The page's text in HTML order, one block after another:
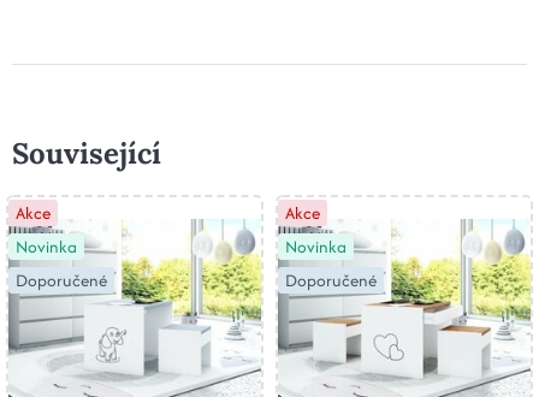
Související
Akce
Novinka
Doporučené
Akce
Novinka
Doporučené